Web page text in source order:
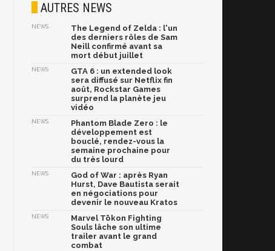
AUTRES NEWS
NEWS
The Legend of Zelda : l'un
des derniers rôles de Sam
Neill confirmé avant sa
mort début juillet
NEWS
GTA 6 : un extended look
sera diffusé sur Netflix fin
août, Rockstar Games
surprend la planète jeu
vidéo
NEWS
Phantom Blade Zero : le
développement est
bouclé, rendez-vous la
semaine prochaine pour
du très lourd
NEWS
God of War : après Ryan
Hurst, Dave Bautista serait
en négociations pour
devenir le nouveau Kratos
NEWS
Marvel Tōkon Fighting
Souls lâche son ultime
trailer avant le grand
combat